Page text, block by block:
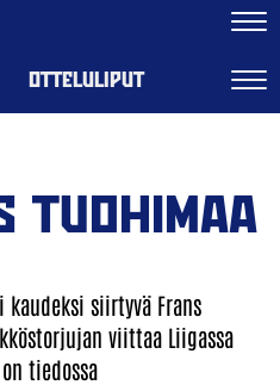
OTTELULIPUT
siirtyvä Frans
viittaa Liigassa
tiedossa